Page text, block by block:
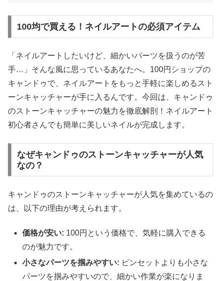
100均で買える！ネイルアートの必須アイテム
「ネイルアートしたいけど、細かいパーツを扱うのが苦
手…」そんな風に思っているあなたへ。100円ショップの
キャンドゥで、ネイルアートをもっと手軽に楽しめるスト
ーンキャッチャーが手に入るんです。今回は、キャンドゥ
のストーンキャッチャーの魅力を徹底解剖！ネイルアート
初心者さんでも簡単に美しいネイルが完成します。
なぜキャンドゥのストーンキャッチャーが人気
なの？
キャンドゥのストーンキャッチャーが人気を集めているの
は、以下の理由が考えられます。
価格が安い: 100円という価格で、気軽に購入できる
のが魅力です。
小さなパーツを掴みやすい: ピンセットよりも小さな
パーツを掴みやすいので、細かい作業が楽になりま